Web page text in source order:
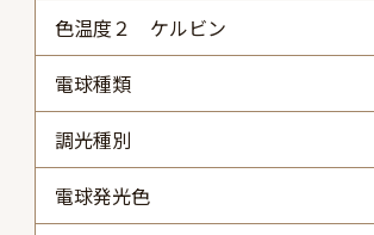
色温度２ ケルビン
電球種類
調光種別
電球発光色